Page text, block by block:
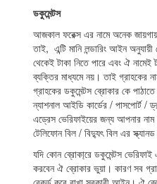
ডকুমেন্টস
আজকাল ফরেক্স এর নামে অনেক জায়গায়
তাই, এন্টি মানি লন্ডারিং আইন
থেকেই টাকা নিতে পারে এবং ঐ
ব্যক্তির মাধ্যমে নয়। তাই গ্রাহকের
গ্রাহকের ডকুমেন্টস ব্রোকার কে
ন্যাশনাল আইডি কার্ডের / পাসপোর্ট /
এড্রেস ভেরিফাইয়ের জন্য আপনার নাম
টেলিফোন বিল / বিদ্যুৎ বিল এর
যদি কোন ব্রোকা্রে ডকুমেন্টস
করবেন ঐ ব্রোকার ভুয়া। কারণ সব